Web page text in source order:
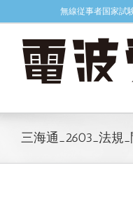
to
無線従事者国家試
三海通_2603_法規_